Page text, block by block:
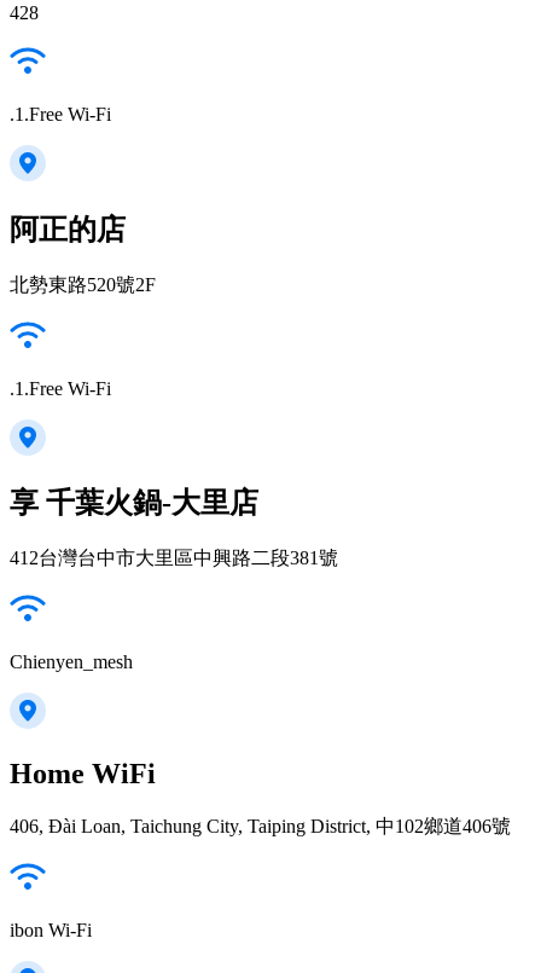
428
.1.Free Wi-Fi
阿正的店
北勢東路520號2F
.1.Free Wi-Fi
享 千葉火鍋-大里店
412台灣台中市大里區中興路二段381號
Chienyen_mesh
Home WiFi
406, Đài Loan, Taichung City, Taiping District, 中102鄉道406號
ibon Wi-Fi